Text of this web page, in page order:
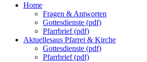
Home
Fragen & Antworten
Gottesdienste (pdf)
Pfarrbrief (pdf)
Aktuellesaus Pfarrei & Kirche
Gottesdienste (pdf)
Pfarrbrief (pdf)